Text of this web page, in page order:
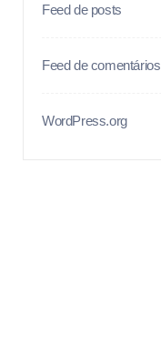
Feed de posts
Feed de comentários
WordPress.org